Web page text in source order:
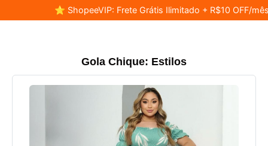
⭐ ShopeeVIP: Frete Grátis Ilimitado + R$10 OFF/
Gola Chique: Estilos